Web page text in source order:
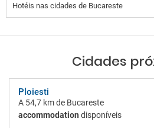
Hotéis nas cidades de Bucareste
Cidades
Ploiesti
A 54,7 kmde Bucareste
accommodation disponíveis